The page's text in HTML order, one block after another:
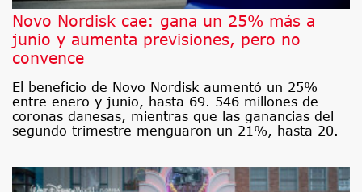
Novo Nordisk cae: gana un 25% más a
junio y aumenta previsiones, pero no
convence
El beneficio de Novo Nordisk aumentó un 25%
entre enero y junio, hasta 69. 546 millones de
coronas danesas, mientras que las ganancias del
segundo trimestre menguaron un 21%, hasta 20.